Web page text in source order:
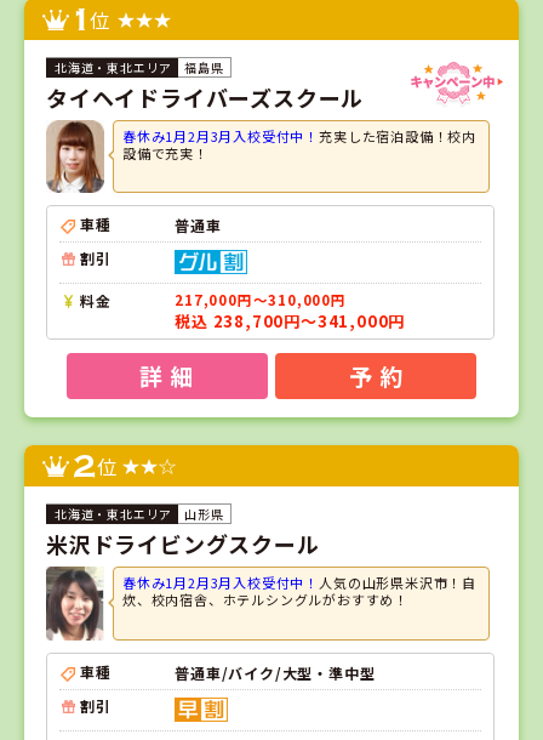
1位
福島県
タイヘイドライバーズスクール
春休み1月2月3月入校受付中！充実した宿泊設備！校内
設備で充実！
車種
普通車
割引
料金 217,000円～310,000円
税込 238,700円～341,000円
詳 細 予 約
2位
山形県
米沢ドライビングスクール
春休み1月2月3月入校受付中！ 人気の山形県米沢市！自
炊、校内宿舎、ホテルシングルがおすすめ！
車種
普通車/バイク/大型・準中型
割引